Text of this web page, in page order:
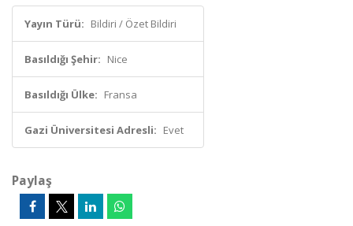
Yayın Türü: Bildiri / Özet Bildiri
Basıldığı Şehir: Nice
Basıldığı Ülke: Fransa
Gazi Üniversitesi Adresli: Evet
Paylaş